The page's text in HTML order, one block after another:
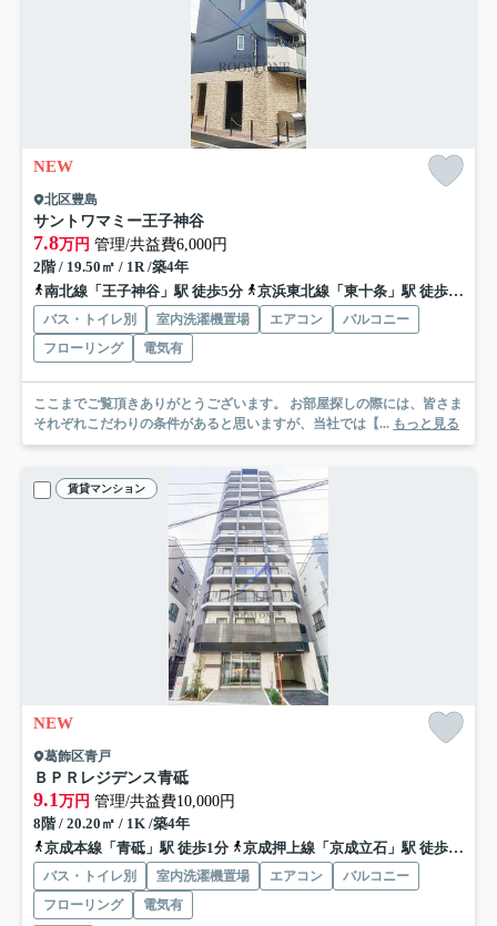
NEW
北区豊島
サントワマミー王子神谷
7.8万円 管理/共益費6,000円
2階 / 19.50㎡ / 1R /築4年
南北線「王子神谷」駅 徒歩5分
京浜東北線「東十条」駅 徒歩18分
バス・トイレ別 室内洗濯機置場 エアコン
バルコニー
フローリング
電気有
ここまでご覧頂きありがとうございます。 お部屋探しの際には、皆さま
それぞれこだわりの条件があると思いますが、当社では【... もっと見る
賃貸マンション
NEW
葛飾区青戸
ＢＰＲレジデンス青砥
9.1 万円 管理/共益費10,000円
8階 / 20.20㎡ / 1K /築4年
京成本線「青砥」駅 徒歩1分
京成押上線「京成立石」駅 徒歩16分
バス・トイレ別 室内洗濯機置場 エアコン
バルコニー
フローリング
電気有